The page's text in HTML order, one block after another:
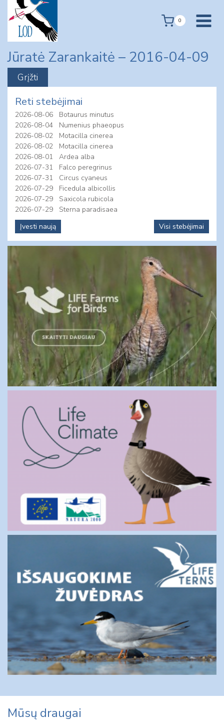
content
0
Jūratė Zarankaitė – 2016-04-09
Reti stebėjimai
2026-08-06
Botaurus minutus
2026-08-04
Numenius phaeopus
2026-08-02
Motacilla cinerea
2026-08-02
Motacilla cinerea
2026-08-01
Ardea alba
2026-07-31
Falco peregrinus
2026-07-31
Circus cyaneus
2026-07-29
Ficedula albicollis
2026-07-29
Saxicola rubicola
2026-07-29
Sterna paradisaea
Įvesti naują
Visi stebėjimai
Mūsų draugai